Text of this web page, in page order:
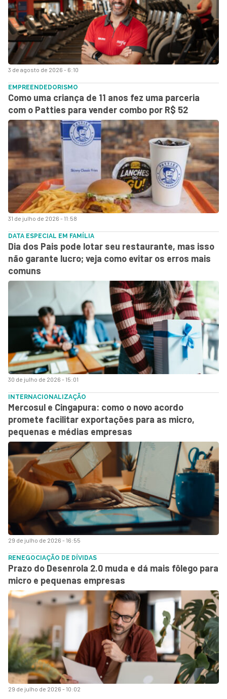
3 de agosto de 2026 - 6:10
31 de julho de 2026 - 11:58
EMPREENDEDORISMO
Como uma criança de 11 anos fez uma parceria
com o Patties para vender combo por R$ 52
30 de julho de 2026 - 15:01
DATA ESPECIAL EM FAMÍLIA
Dia dos Pais pode lotar seu restaurante, mas isso
não garante lucro; veja como evitar os erros mais
comuns
29 de julho de 2026 - 16:55
INTERNACIONALIZAÇÃO
Mercosul e Cingapura: como o novo acordo
promete facilitar exportações para as micro,
pequenas e médias empresas
29 de julho de 2026 - 10:02
RENEGOCIAÇÃO DE DÍVIDAS
Prazo do Desenrola 2.0 muda e dá mais fôlego para
micro e pequenas empresas